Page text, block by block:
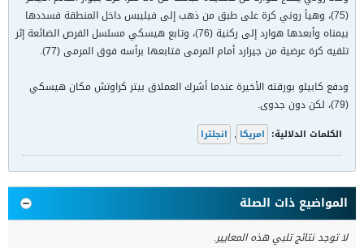
(75)، وهيأ روني كرة على طبق من ذهب إلى فيليبس داخل المنطقة فسددها
بيمناه وأبعدها هوارد إلى ركنية (76)، وتابع هيسكي مسلسل الفرص الضائعة إثر
تلقيه كرة عرضية من جيرارد أمام المرمى فتابعها برأسه فوق المرمى (77).
ودفع كابيلو بورقته الأخيرة عندما أشرك العملاق بيتر كراوتش مكان هيسكي
(79)، لكن دون جدوى.
الكلمات الدلالية: امريكا , انجلترا
المواضيع ذات الصلة
لا توجد نتائج تلبي هذه المعايير.